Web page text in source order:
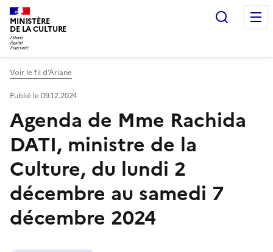
MINISTÈRE
DE LA CULTURE
Voir le fil d’Ariane
Agenda de Mme Rachida
DATI, ministre de la
Culture, du lundi 2
décembre au samedi 7
décembre 2024
Publié le 09.12.2024